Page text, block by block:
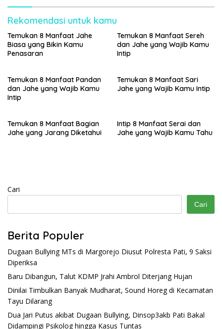
Rekomendasi untuk kamu
Temukan 8 Manfaat Jahe
Biasa yang Bikin Kamu
Penasaran
Temukan 8 Manfaat Sereh
dan Jahe yang Wajib Kamu
Intip
Temukan 8 Manfaat Pandan
dan Jahe yang Wajib Kamu
Intip
Temukan 8 Manfaat Sari
Jahe yang Wajib Kamu Intip
Temukan 8 Manfaat Bagian
Jahe yang Jarang Diketahui
Intip 8 Manfaat Serai dan
Jahe yang Wajib Kamu Tahu
Cari
Cari
Berita Populer
Dugaan Bullying MTs di Margorejo Diusut Polresta Pati, 9 Saksi
Diperiksa
Baru Dibangun, Talut KDMP Jrahi Ambrol Diterjang Hujan
Dinilai Timbulkan Banyak Mudharat, Sound Horeg di Kecamatan
Tayu Dilarang
Dua Jari Putus akibat Dugaan Bullying, Dinsop3akb Pati Bakal
Didampingi Psikolog hingga Kasus Tuntas